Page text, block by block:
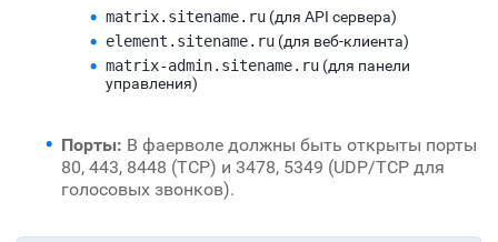
matrix.sitename.ru (для API сервера)
element.sitename.ru (для веб-клиента)
matrix-admin.sitename.ru (для панели
управления)
Порты: В фаерволе должны быть открыты порты
80, 443, 8448 (TCP) и 3478, 5349 (UDP/TCP для
голосовых звонков).